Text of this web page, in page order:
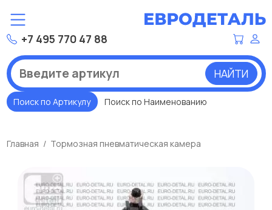
+7 495 770 47 88
НАЙТИ
Поиск по Артикулу Поиск по Наименованию
Главная Тормозная пневматическая камера